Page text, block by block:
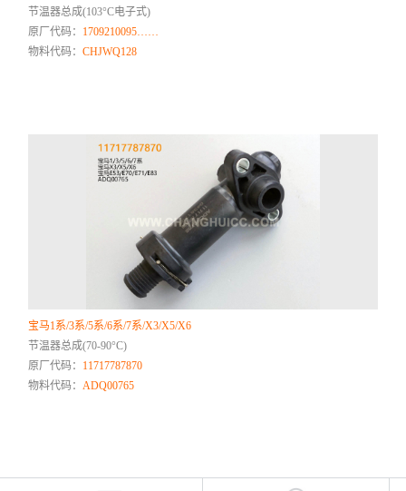
节温器总成(103°C电子式)
原厂代码： 1709210095……
物料代码：CHJWQ128
宝马1系/3系/5系/6系/7系/X3/X5/X6
节温器总成(70-90°C)
原厂代码： 11717787870
物料代码：ADQ00765